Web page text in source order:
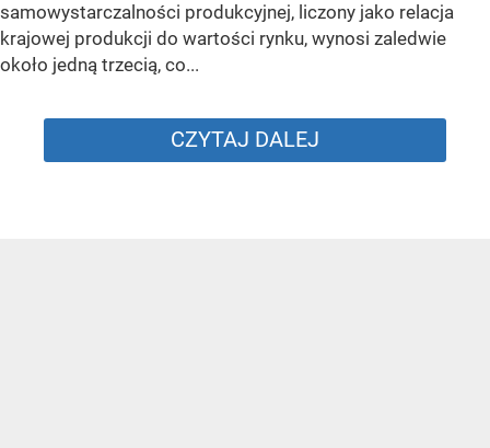
samowystarczalności produkcyjnej, liczony jako relacja
krajowej produkcji do wartości rynku, wynosi zaledwie
około jedną trzecią, co...
CZYTAJ DALEJ